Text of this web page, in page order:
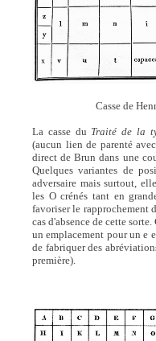
Casse de
La casse du Traité de la
(aucun lien de parenté
direct de Brun dans une
Quelques variantes de
adversaire mais surtout,
les O crénés tant en
favoriser le rapprochement
cas d'absence de cette
un emplacement pour un e
de fabriquer des
première).